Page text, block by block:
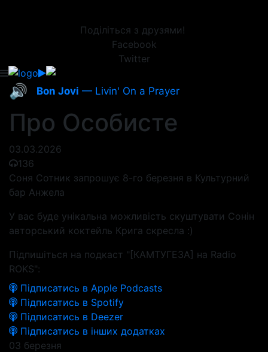
Поділіться з друзями!
Facebook
Twitter
🔊 Bon Jovi — Livin' On a Prayer
Про Особисте
03.03.2026
136
Соня Сотник запрошує 8-го березня в Культурний
бар Анжела
У вас буде унікальна можливість скуштувати Сонін
авторський коктейль Крига скресла :)
Підпишіться на подкаст "[КАМТУГЕЗА] на Radio
ROKS":
Підписатись в Apple Podcasts
Підписатись в Spotify
Підписатись в Deezer
Підписатись в інших додатках
03 березня